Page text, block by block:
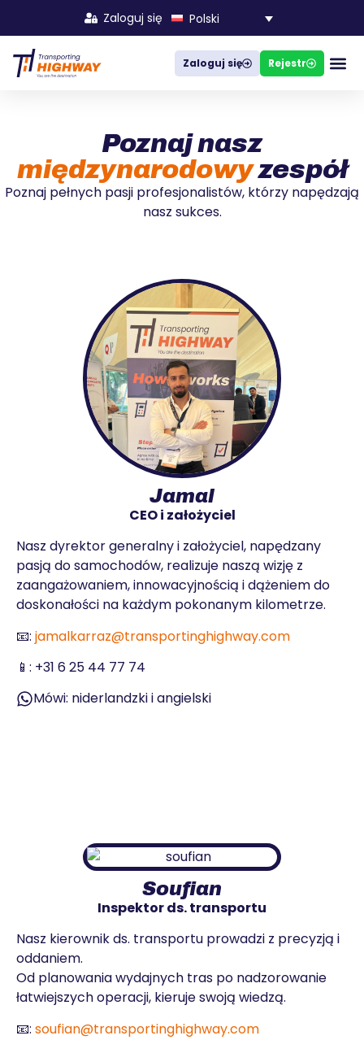
Zaloguj się Polski
Zaloguj się Rejestr
Poznaj nasz
międzynarodowyzespół
Poznaj pełnych pasji profesjonalistów, którzy napędzają
nasz sukces.
Jamal
CEO i założyciel
Nasz dyrektor generalny i założyciel, napędzany
pasją do samochodów, realizuje naszą wizję z
zaangażowaniem, innowacyjnością i dążeniem do
doskonałości na każdym pokonanym kilometrze.
📧: jamalkarraz@transportinghighway.com
📱: +31 6 25 44 77 74
Mówi: niderlandzki i angielski
Soufian
Inspektor ds. transportu
Nasz kierownik ds. transportu prowadzi z precyzją i
oddaniem.
Od planowania wydajnych tras po nadzorowanie
łatwiejszych operacji, kieruje swoją wiedzą.
📧: soufian@transportinghighway.com